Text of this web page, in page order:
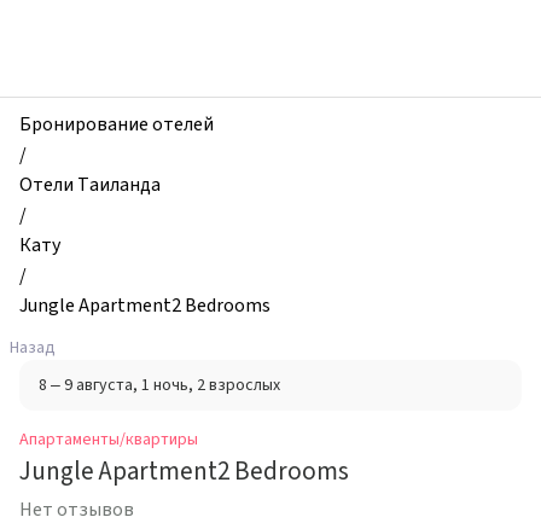
и
квартиры,
Jungle
Apartment2
Bedrooms,
Кату,
Таиланд
Бронирование отелей
/
Отели Таиланда
/
Кату
/
Jungle Apartment2 Bedrooms
Назад
8 – 9 августа, 1 ночь, 2 взрослых
Апартаменты/квартиры
Jungle Apartment2 Bedrooms
Нет отзывов